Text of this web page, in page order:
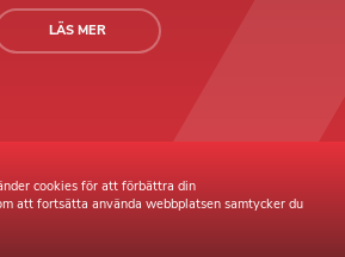
LÄS MER
cookies för att förbättra din
att fortsätta använda webbplatsen samtycker du